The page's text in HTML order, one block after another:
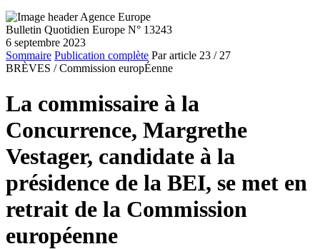
Bulletin Quotidien Europe N° 13243
6 septembre 2023
Sommaire Publication complète Par article 23 / 27
BRÈVES / Commission europÉenne
La commissaire à la
Concurrence, Margrethe
Vestager, candidate à la
présidence de la BEI, se met en
retrait de la Commission
européenne